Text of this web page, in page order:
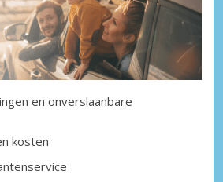
en onverslaanbare
kosten